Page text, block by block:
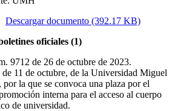
Descargar documento (392.17 KB)
oficiales (1)
9712 de 26 de octubre de 2023.
11 de octubre, de la Universidad Miguel
por la que se convoca una plaza por el
interna para el acceso al cuerpo
de universidad.